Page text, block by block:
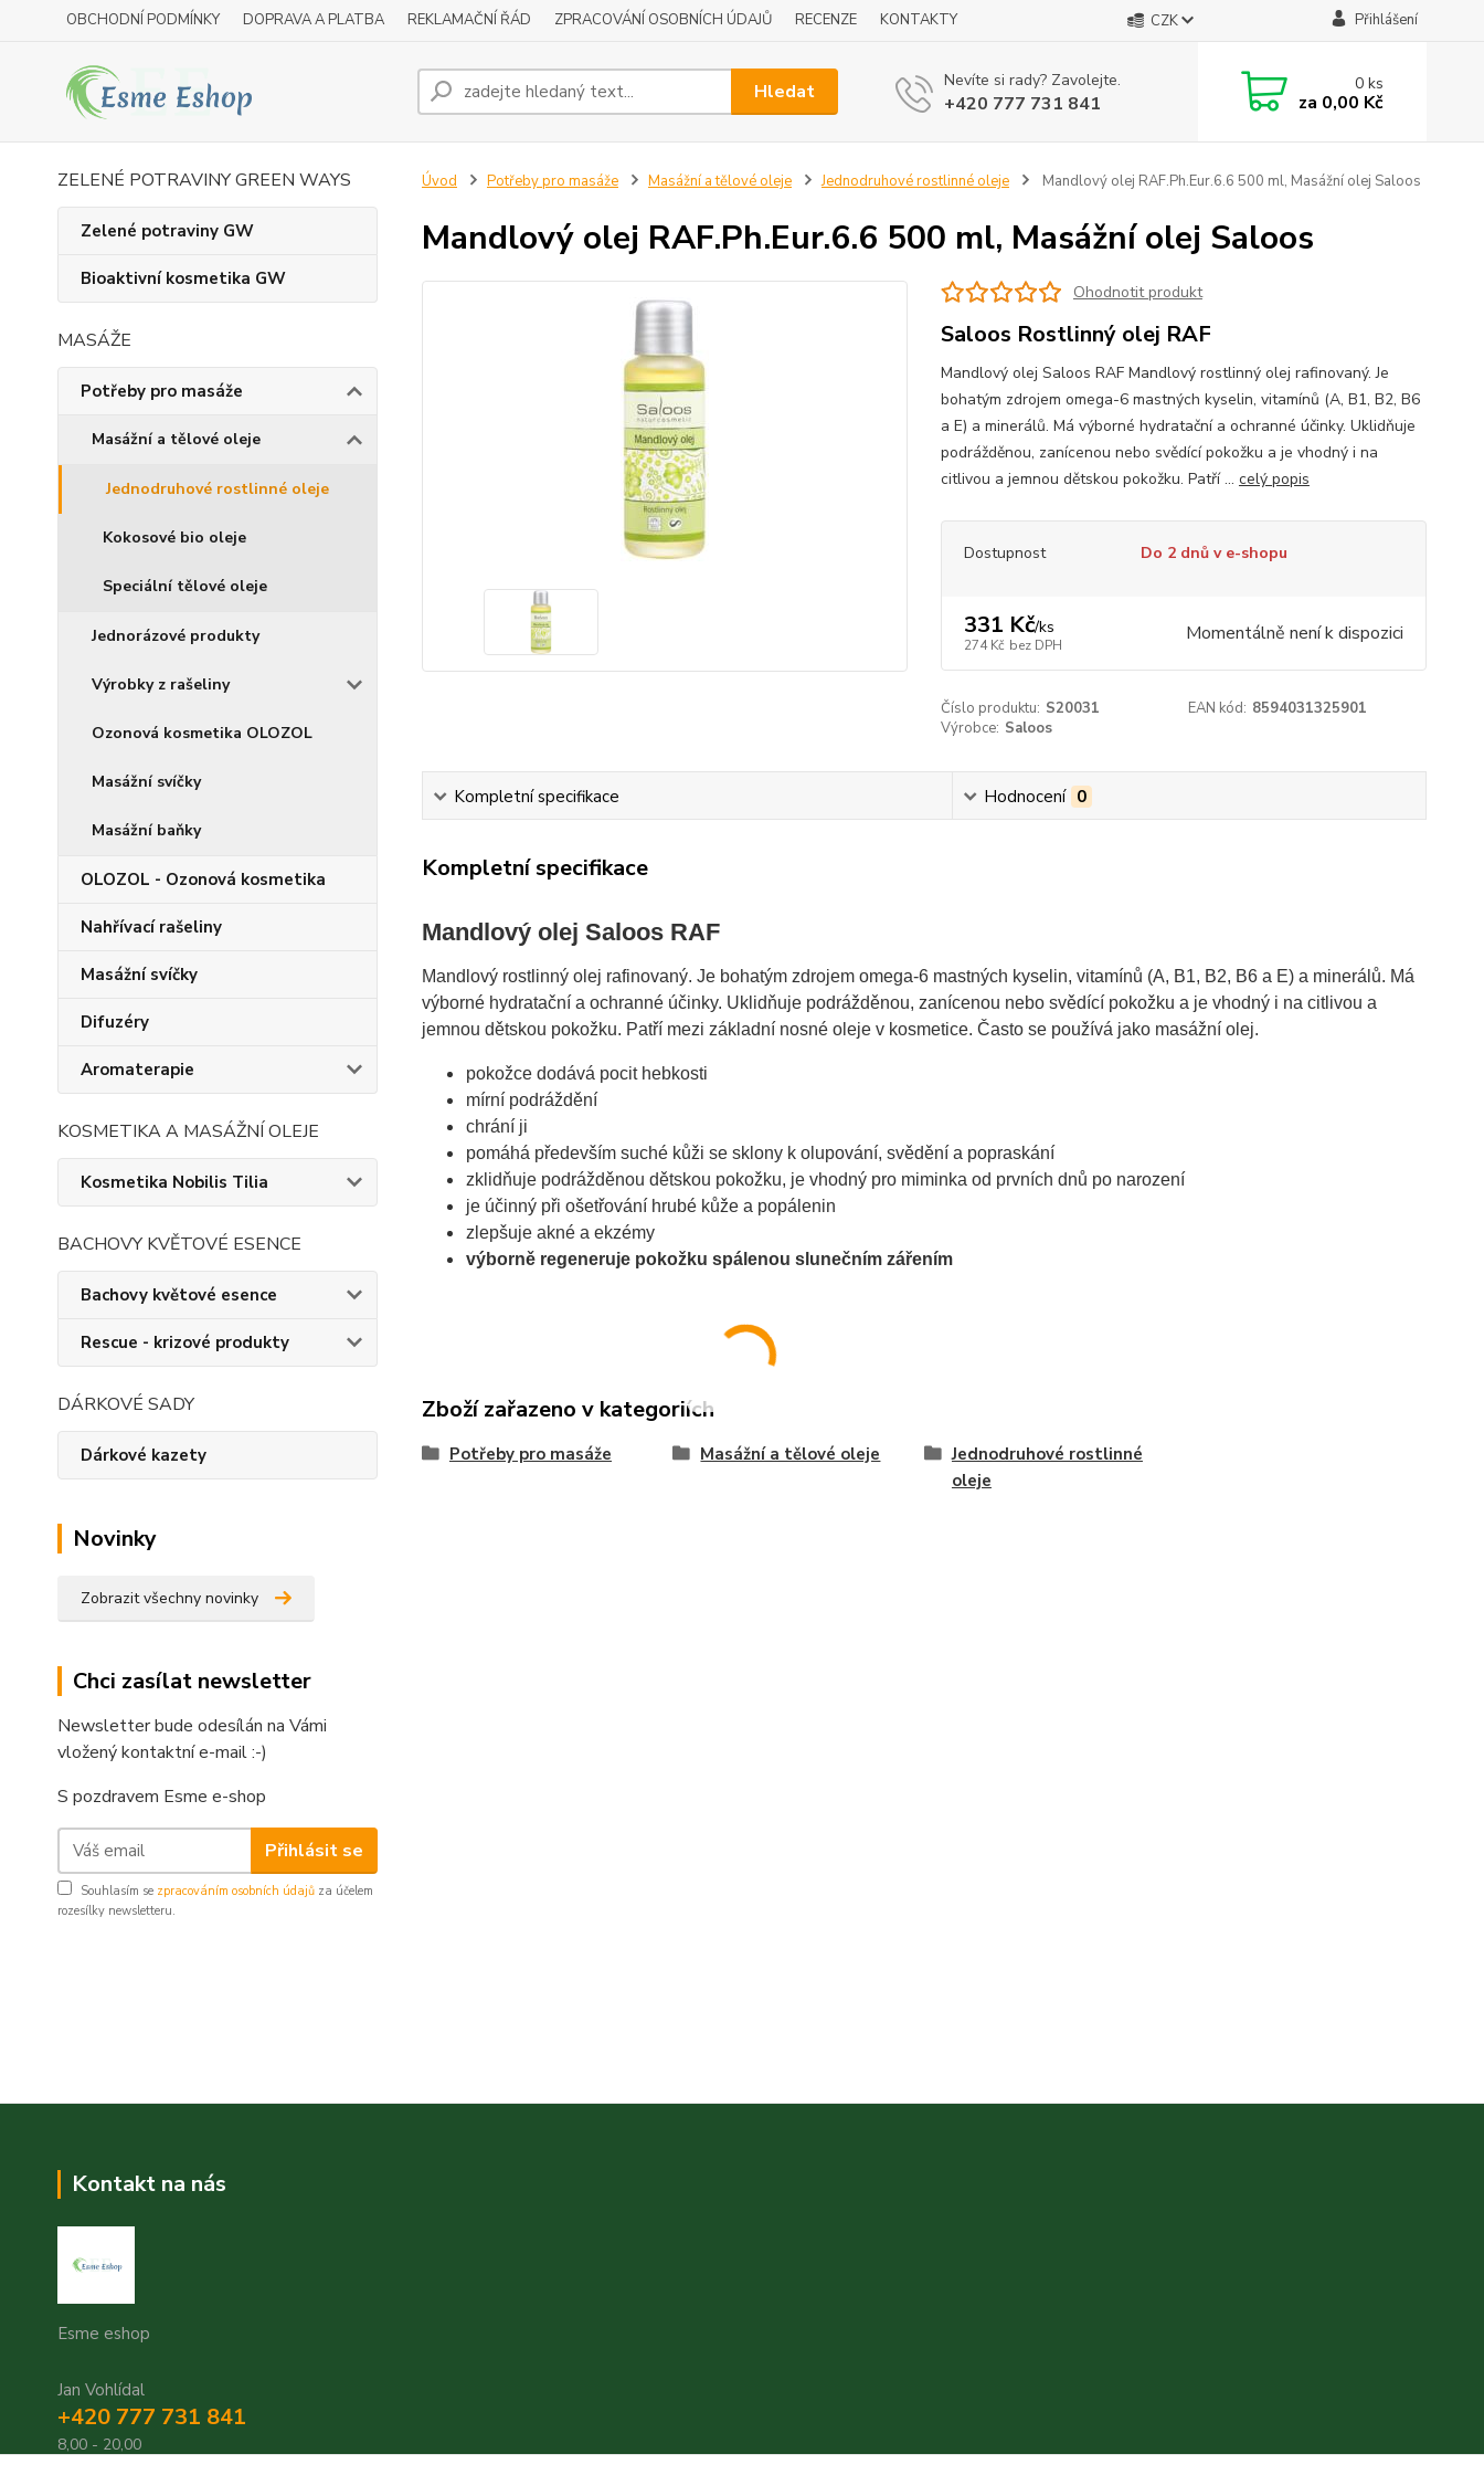
OBCHODNÍ PODMÍNKY DOPRAVA A PLATBA REKLAMAČNÍ ŘÁD ZPRACOVÁNÍ OSOBNÍCH ÚDAJŮ RECENZE KONTAKTY CZK Přihlášení
Hledat Nevíte si rady? Zavolejte.
+420 777 731 841
0ks
za 0,00 Kč
ZELENÉ POTRAVINY GREEN WAYS
Zelené potraviny GW
Bioaktivní kosmetika GW
MASÁŽE
Potřeby pro masáže
Masážní a tělové oleje
Jednodruhové rostlinné oleje
Kokosové bio oleje
Speciální tělové oleje
Jednorázové produkty
Výrobky z rašeliny
Ozonová kosmetika OLOZOL
Masážní svíčky
Masážní baňky
OLOZOL - Ozonová kosmetika
Nahřívací rašeliny
Masážní svíčky
Difuzéry
Aromaterapie
KOSMETIKA A MASÁŽNÍ OLEJE
Kosmetika Nobilis Tilia
BACHOVY KVĚTOVÉ ESENCE
Bachovy květové esence
Rescue - krizové produkty
DÁRKOVÉ SADY
Dárkové kazety
Novinky
Zobrazit všechny novinky
Chci zasílat newsletter
Newsletter bude odesílán na Vámi
vložený kontaktní e-mail :-)
S pozdravem Esme e-shop
Přihlásit se
Souhlasím se zpracováním osobních údajů za účelem
rozesílky newsletteru.
Úvod Potřeby pro masáže Masážní a tělové oleje Jednodruhové rostlinné oleje Mandlový olej RAF.Ph.Eur.6.6 500 ml, Masážní olej Saloos
Mandlový olej RAF.Ph.Eur.6.6 500 ml, Masážní olej Saloos
Ohodnotit produkt
Saloos Rostlinný olej RAF
Mandlový olej Saloos RAF Mandlový rostlinný olej rafinovaný. Je
bohatým zdrojem omega-6 mastných kyselin, vitamínů (A, B1, B2, B6
a E) a minerálů. Má výborné hydratační a ochranné účinky. Uklidňuje
podrážděnou, zanícenou nebo svědící pokožku a je vhodný i na
citlivou a jemnou dětskou pokožku. Patří ... celý popis
Dostupnost Do 2 dnů v e-shopu
331 Kč/ks
274 Kč bez DPH Momentálně není k dispozici
Číslo produktu: S20031 EAN kód: 8594031325901
Výrobce: Saloos
Kompletní specifikace Hodnocení 0
Kompletní specifikace
Mandlový olej Saloos RAF
Mandlový rostlinný olej rafinovaný. Je bohatým zdrojem omega-6 mastných kyselin, vitamínů (A, B1, B2, B6 a E) a minerálů. Má
výborné hydratační a ochranné účinky. Uklidňuje podrážděnou, zanícenou nebo svědící pokožku a je vhodný i na citlivou a
jemnou dětskou pokožku. Patří mezi základní nosné oleje v kosmetice. Často se používá jako masážní olej.
pokožce dodává pocit hebkosti
mírní podráždění
chrání ji
pomáhá především suché kůži se sklony k olupování, svědění a popraskání
zklidňuje podrážděnou dětskou pokožku, je vhodný pro miminka od prvních dnů po narození
je účinný při ošetřování hrubé kůže a popálenin
zlepšuje akné a ekzémy
výborně regeneruje pokožku spálenou slunečním zářením
Zboží zařazeno v kategoriích
Potřeby pro masáže Masážní a tělové oleje
Jednodruhové rostlinné
oleje
Kontakt na nás
Esme eshop
Jan Vohlídal
+420 777 731 841
8,00 - 20,00